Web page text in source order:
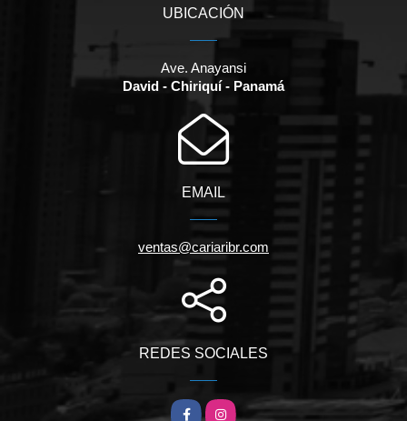
UBICACIÓN
Ave. Anayansi
David - Chiriquí - Panamá
EMAIL
ventas@cariaribr.com
REDES SOCIALES
FacebookInstagram